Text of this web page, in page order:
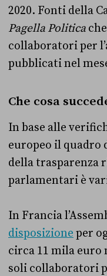
2020. Fonti della
Pagella Politica
collaboratori per
pubblicati nel
Che cosa
In base alle
europeo il quadro
della trasparenza
parlamentari è
In Francia
disposizione per
circa 11 mila euro
soli collaboratori